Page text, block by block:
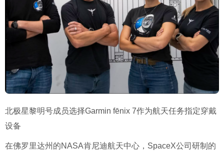
北极星黎明号成员选择Garmin fēnix 7作为航天任务指定穿戴
设备
在佛罗里达州的NASA肯尼迪航天中心，SpaceX公司研制的